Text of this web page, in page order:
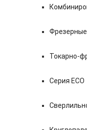
Токарно-
Серия ECO